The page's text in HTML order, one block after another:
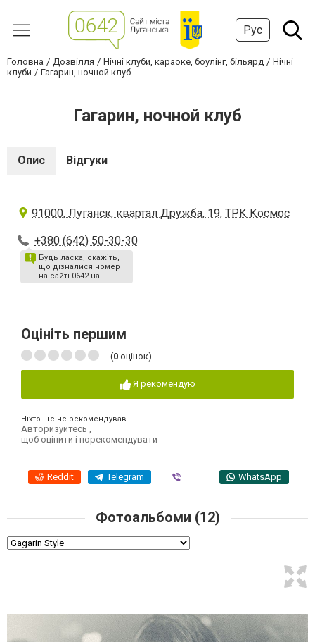
Рус
Головна Дозвілля Нічні клуби, караоке, боулінг, більярд
Нічні
клуби
Гагарин, ночной клуб
Гагарин, ночной клуб
Опис Відгуки
91000, Луганск, квартал Дружба, 19, ТРК Космос
+380 (642) 50-30-30
Будь ласка, скажіть,
що дізналися номер
на сайті 0642.ua
Оцініть першим
(0 оцінок)
Я рекомендую
Ніхто ще не рекомендував
Авторизуйтесь
щоб оцінити і порекомендувати
Reddit Telegram WhatsApp
Фотоальбоми (12)